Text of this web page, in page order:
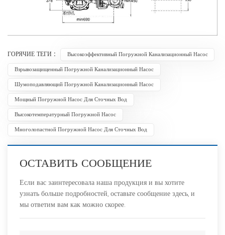
ГОРЯЧИЕ ТЕГИ :
Высокоэффективный Погружной Канализационный Насос
Взрывозащищенный Погружной Канализационный Насос
Шумоподавляющий Погружной Канализационный Насос
Мощный Погружной Насос Для Сточных Вод
Высокотемпературный Погружной Насос
Многолопастной Погружной Насос Для Сточных Вод
ОСТАВИТЬ СООБЩЕНИЕ
Если вас заинтересовала наша продукция и вы хотите
узнать больше подробностей, оставьте сообщение здесь, и
мы ответим вам как можно скорее.